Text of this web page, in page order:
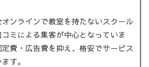
ンラインで教室を持たないスクール
ミによる集客が中心となっていま
費・広告費を抑え、格安でサービス
す。